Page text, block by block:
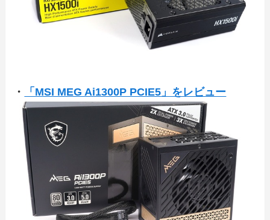
・ 「MSI MEG Ai1300P PCIE5」をレビュー